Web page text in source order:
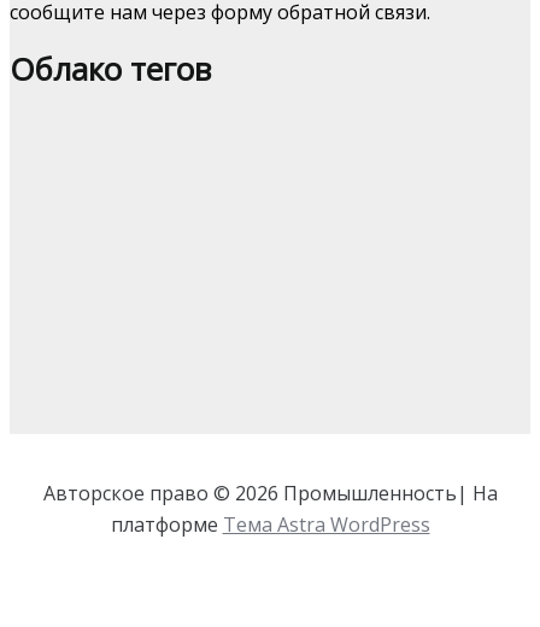
сообщите нам через форму обратной связи.
Облако тегов
Авторское право © 2026 Промышленность| На
платформе Тема Astra WordPress